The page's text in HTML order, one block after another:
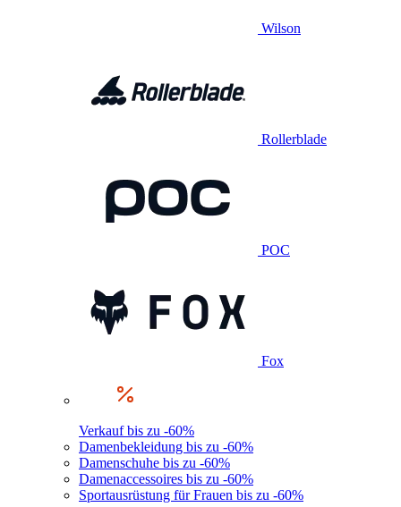
Wilson
Rollerblade
POC
Fox
Verkauf bis zu -60%
Damenbekleidung bis zu -60%
Damenschuhe bis zu -60%
Damenaccessoires bis zu -60%
Sportausrüstung für Frauen bis zu -60%